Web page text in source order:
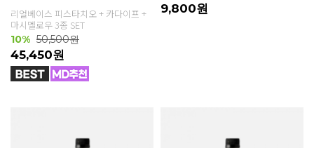
리얼베이스 피스타치오 + 카다이프 +
마시멜로우 3종 SET
10% 50,500원
45,450원
9,800원